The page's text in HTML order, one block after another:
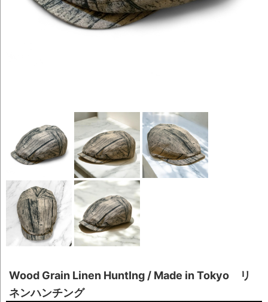
Wood Grain Linen HuntIng / Made in Tokyo リ
ネンハンチング